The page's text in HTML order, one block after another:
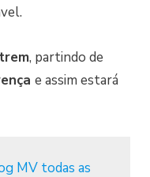
trem, partindo de
e assim estará
MV todas as